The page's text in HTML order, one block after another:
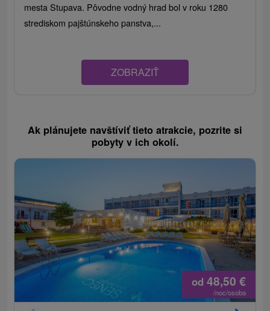
mesta Stupava. Pôvodne vodný hrad bol v roku 1280
strediskom pajštúnskeho panstva,...
ZOBRAZIŤ
Ak plánujete navštíviť tieto atrakcie, pozrite si
pobyty v ich okolí.
od 48,50€
/noc/osoba